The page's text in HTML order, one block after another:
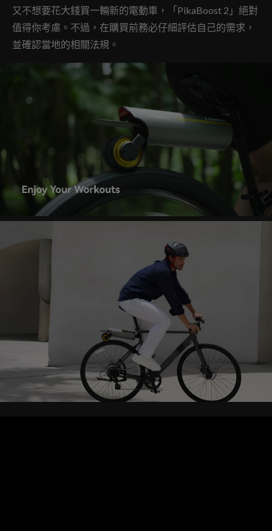
又不想要花大錢買一輛新的電動車，「PikaBoost 2」絕對
值得你考慮。不過，在購買前務必仔細評估自己的需求，
並確認當地的相關法規。